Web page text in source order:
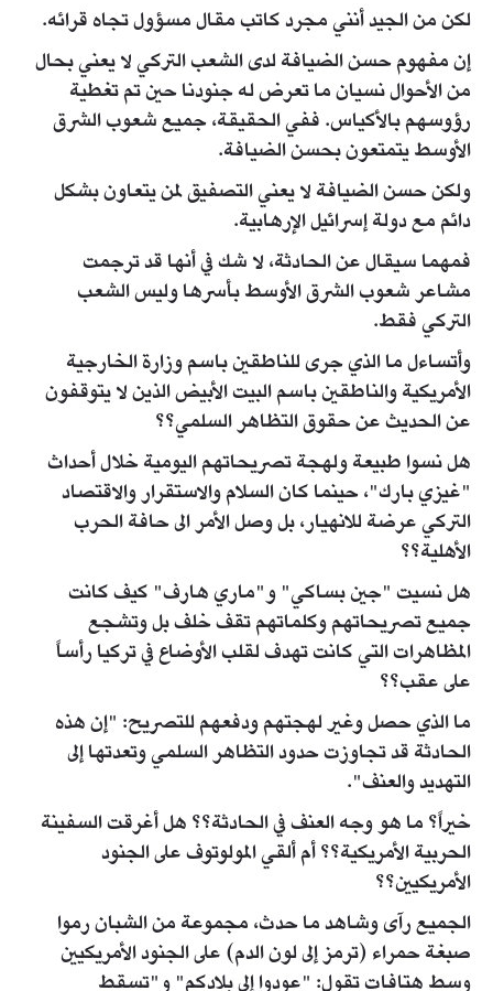
لكن من الجيد أنني مجرد كاتب مقال مسؤول تجاه قرائه.
إن مفهوم حسن الضيافة لدى الشعب التركي لا يعني بحال
من الأحوال نسيان ما تعرض له جنودنا حين تم تغطية
رؤوسهم بالأكياس. ففي الحقيقة، جميع شعوب الشرق
الأوسط يتمتعون بحسن الضيافة.
ولكن حسن الضيافة لا يعني التصفيق لمن يتعاون بشكل
دائم مع دولة إسرائيل الإرهابية.
فمهما سيقال عن الحادثة، لا شك في أنها قد ترجمت
مشاعر شعوب الشرق الأوسط بأسرها وليس الشعب
التركي فقط.
وأتساءل ما الذي جرى للناطقين باسم وزارة الخارجية
الأمريكية والناطقين باسم البيت الأبيض الذين لا يتوقفون
عن الحديث عن حقوق التظاهر السلمي؟؟
هل نسوا طبيعة ولهجة تصريحاتهم اليومية خلال أحداث
"غيزي بارك"، حينما كان السلام والاستقرار والاقتصاد
التركي عرضة للانهيار، بل وصل الأمر الى حافة الحرب
الأهلية؟؟
هل نسيت "جين بساكي" و"ماري هارف" كيف كانت
جميع تصريحاتهم وكلماتهم تقف خلف بل وتشجع
المظاهرات التي كانت تهدف لقلب الأوضاع في تركيا رأساً
على عقب؟؟
ما الذي حصل وغير لهجتهم ودفعهم للتصريح: "إن هذه
الحادثة قد تجاوزت حدود التظاهر السلمي وتعدتها إلى
التهديد والعنف".
خيراً؟ ما هو وجه العنف في الحادثة؟؟ هل أغرقت السفينة
الحربية الأمريكية؟؟ أم ألقي المولوتوف على الجنود
الأمريكيين؟؟
الجميع رآى وشاهد ما حدث، مجموعة من الشبان رموا
صبغة حمراء (ترمز إلى لون الدم) على الجنود الأمريكيين
وسط هتافات تقول: "عودوا إلى بلادكم" و"تسقط